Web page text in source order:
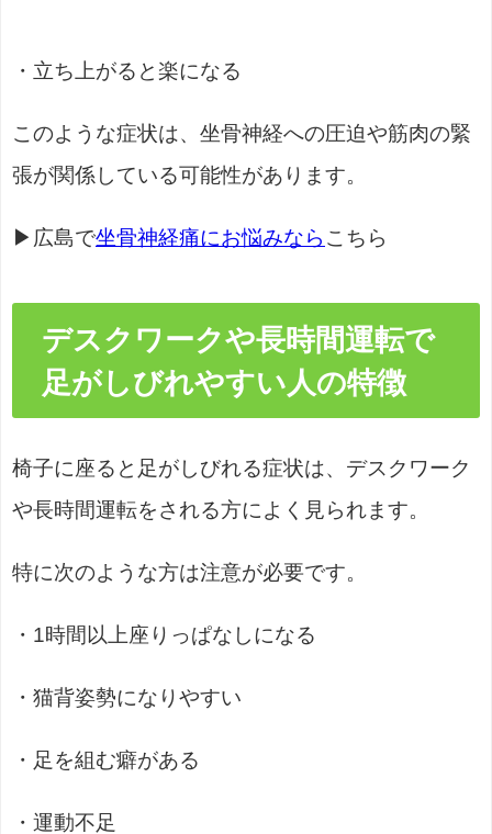
・立ち上がると楽になる
このような症状は、坐骨神経への圧迫や筋肉の緊
張が関係している可能性があります。
▶広島で坐骨神経痛にお悩みなら こちら
デスクワークや長時間運転で
足がしびれやすい人の特徴
椅子に座ると足がしびれる症状は、デスクワーク
や長時間運転をされる方によく見られます。
特に次のような方は注意が必要です。
・1時間以上座りっぱなしになる
・猫背姿勢になりやすい
・足を組む癖がある
・運動不足